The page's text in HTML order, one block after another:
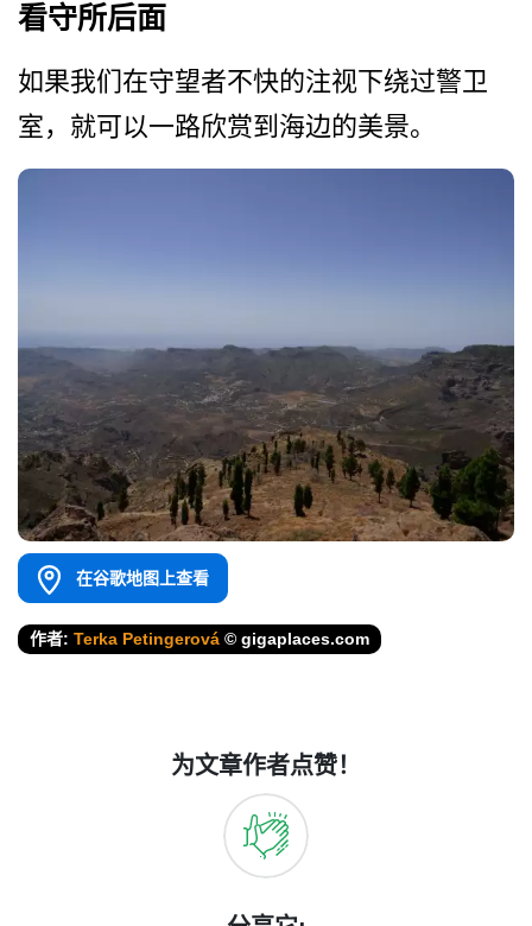
看守所后面
如果我们在守望者不快的注视­下绕过警卫
室，就可以一路欣赏到海边的美景。
在谷歌地图上查看
作者: Terka Petingerová © gigaplaces.com
为文章作者点赞！